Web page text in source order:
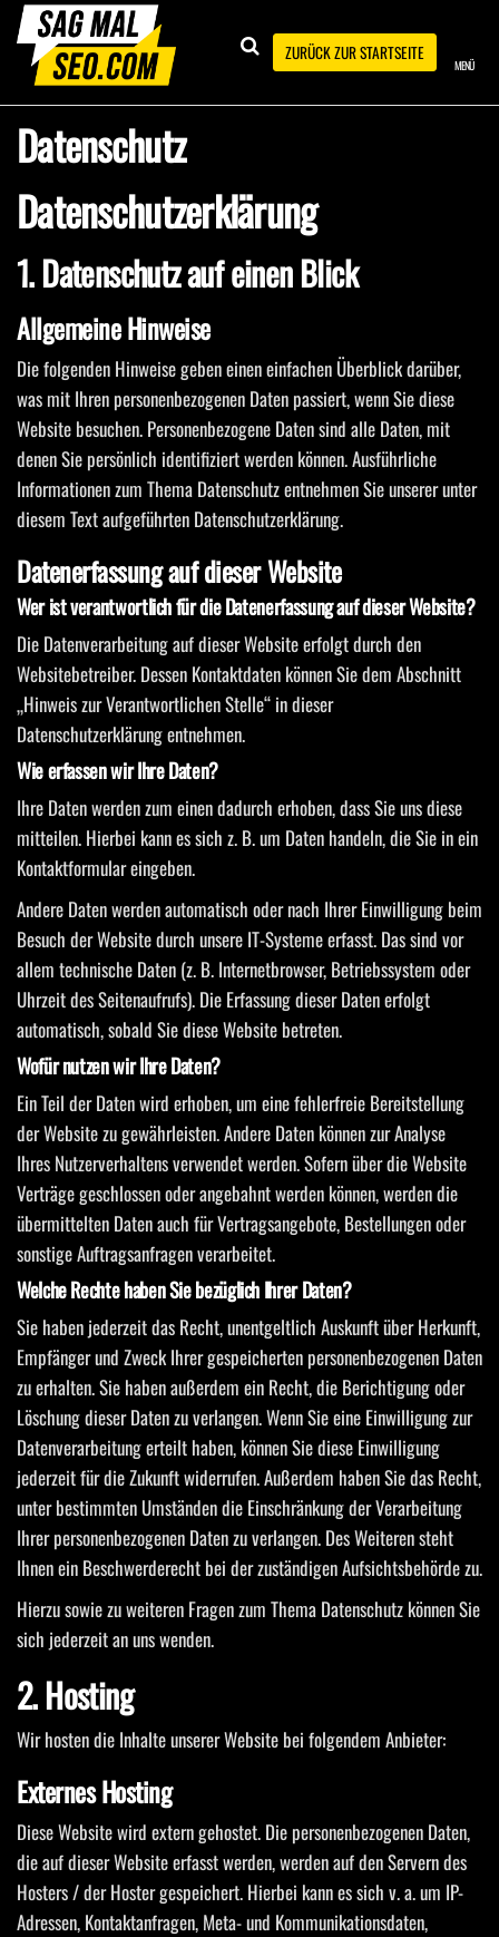
Zum
Inhalt
springen
SAG
MAL
zeigen
ZURÜCK ZUR STARTSEITE
MENÜ
Datenschutz
Datenschutz­erklärung
1. Datenschutz auf einen Blick
Allgemeine Hinweise
Die folgenden Hinweise geben einen einfachen Überblick darüber,
was mit Ihren personenbezogenen Daten passiert, wenn Sie diese
Website besuchen. Personenbezogene Daten sind alle Daten, mit
denen Sie persönlich identifiziert werden können. Ausführliche
Informationen zum Thema Datenschutz entnehmen Sie unserer unter
diesem Text aufgeführten Datenschutzerklärung.
Datenerfassung auf dieser Website
Wer ist verantwortlich für die Datenerfassung auf dieser Website?
Die Datenverarbeitung auf dieser Website erfolgt durch den
Websitebetreiber. Dessen Kontaktdaten können Sie dem Abschnitt
„Hinweis zur Verantwortlichen Stelle“ in dieser
Datenschutzerklärung entnehmen.
Wie erfassen wir Ihre Daten?
Ihre Daten werden zum einen dadurch erhoben, dass Sie uns diese
mitteilen. Hierbei kann es sich z. B. um Daten handeln, die Sie in ein
Kontaktformular eingeben.
Andere Daten werden automatisch oder nach Ihrer Einwilligung beim
Besuch der Website durch unsere IT-Systeme erfasst. Das sind vor
allem technische Daten (z. B. Internetbrowser, Betriebssystem oder
Uhrzeit des Seitenaufrufs). Die Erfassung dieser Daten erfolgt
automatisch, sobald Sie diese Website betreten.
Wofür nutzen wir Ihre Daten?
Ein Teil der Daten wird erhoben, um eine fehlerfreie Bereitstellung
der Website zu gewährleisten. Andere Daten können zur Analyse
Ihres Nutzerverhaltens verwendet werden. Sofern über die Website
Verträge geschlossen oder angebahnt werden können, werden die
übermittelten Daten auch für Vertragsangebote, Bestellungen oder
sonstige Auftragsanfragen verarbeitet.
Welche Rechte haben Sie bezüglich Ihrer Daten?
Sie haben jederzeit das Recht, unentgeltlich Auskunft über Herkunft,
Empfänger und Zweck Ihrer gespeicherten personenbezogenen Daten
zu erhalten. Sie haben außerdem ein Recht, die Berichtigung oder
Löschung dieser Daten zu verlangen. Wenn Sie eine Einwilligung zur
Datenverarbeitung erteilt haben, können Sie diese Einwilligung
jederzeit für die Zukunft widerrufen. Außerdem haben Sie das Recht,
unter bestimmten Umständen die Einschränkung der Verarbeitung
Ihrer personenbezogenen Daten zu verlangen. Des Weiteren steht
Ihnen ein Beschwerderecht bei der zuständigen Aufsichtsbehörde zu.
Hierzu sowie zu weiteren Fragen zum Thema Datenschutz können Sie
sich jederzeit an uns wenden.
2. Hosting
Wir hosten die Inhalte unserer Website bei folgendem Anbieter:
Externes Hosting
Diese Website wird extern gehostet. Die personenbezogenen Daten,
die auf dieser Website erfasst werden, werden auf den Servern des
Hosters / der Hoster gespeichert. Hierbei kann es sich v. a. um IP-
Adressen, Kontaktanfragen, Meta- und Kommunikationsdaten,